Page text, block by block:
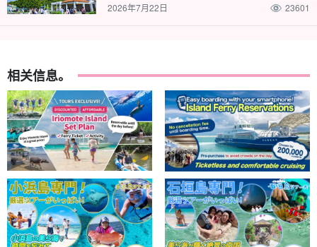
2026年7月22日 23601
相关信息。